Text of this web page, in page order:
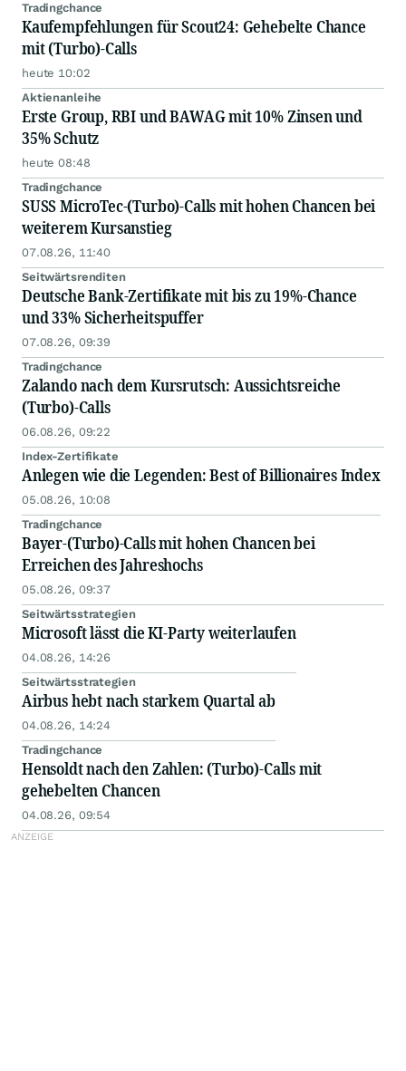
Tradingchance
Kaufempfehlungen für Scout24: Gehebelte Chance
mit (Turbo)-Calls
heute 10:02
Aktienanleihe
Erste Group, RBI und BAWAG mit 10% Zinsen und
35% Schutz
heute 08:48
Tradingchance
SUSS MicroTec-(Turbo)-Calls mit hohen Chancen bei
weiterem Kursanstieg
07.08.26, 11:40
Seitwärtsrenditen
Deutsche Bank-Zertifikate mit bis zu 19%-Chance
und 33% Sicherheitspuffer
07.08.26, 09:39
Tradingchance
Zalando nach dem Kursrutsch: Aussichtsreiche
(Turbo)-Calls
06.08.26, 09:22
Index-Zertifikate
Anlegen wie die Legenden: Best of Billionaires Index
05.08.26, 10:08
Tradingchance
Bayer-(Turbo)-Calls mit hohen Chancen bei
Erreichen des Jahreshochs
05.08.26, 09:37
Seitwärtsstrategien
Microsoft lässt die KI-Party weiterlaufen
04.08.26, 14:26
Seitwärtsstrategien
Airbus hebt nach starkem Quartal ab
04.08.26, 14:24
Tradingchance
Hensoldt nach den Zahlen: (Turbo)-Calls mit
gehebelten Chancen
04.08.26, 09:54